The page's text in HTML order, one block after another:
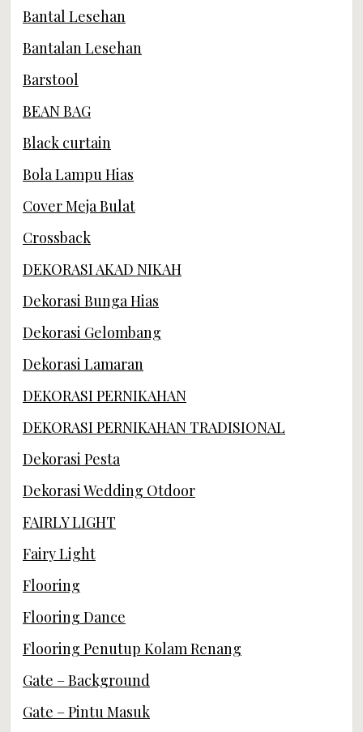
Bantal Lesehan
Bantalan Lesehan
Barstool
BEAN BAG
Black curtain
Bola Lampu Hias
Cover Meja Bulat
Crossback
DEKORASI AKAD NIKAH
Dekorasi Bunga Hias
Dekorasi Gelombang
Dekorasi Lamaran
DEKORASI PERNIKAHAN
DEKORASI PERNIKAHAN TRADISIONAL
Dekorasi Pesta
Dekorasi Wedding Otdoor
FAIRLY LIGHT
Fairy Light
Flooring
Flooring Dance
Flooring Penutup Kolam Renang
Gate – Background
Gate – Pintu Masuk